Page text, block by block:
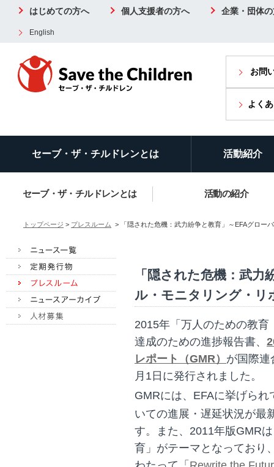
はじめての方へ 個人支援者の方へ 企業・団体
English
お問
よく
セーブ・ザ・チルドレンとは 活動紹介
セーブ・ザ・チルドレンとは 活動の紹介
トップページ > プレスルーム > 「隠された危機：武力紛争と教育」～EFAグロー
「隠された危機：武
ル・モニタリング・リ
2015年「万人のための教
達成のための進捗報告書、
レポート（GMR） が国際連
月1日に発行されました。
GMRには、EFAに挙げら
いての進展・遅延状況が最
す。また、2011年版GMR
育」がテーマとなっており